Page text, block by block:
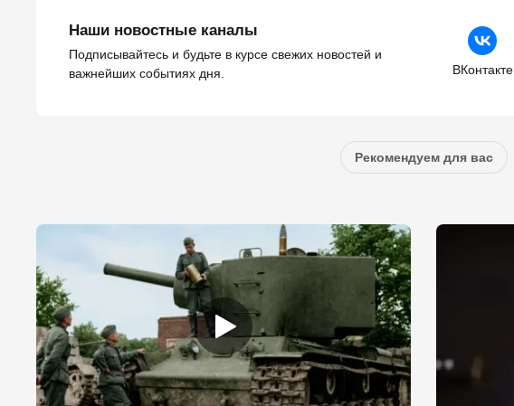
Наши новостные каналы
Подписывайтесь и будьте в курсе свежих новостей и
важнейших событиях дня.
ВКонтакте
Рекомендуем для вас